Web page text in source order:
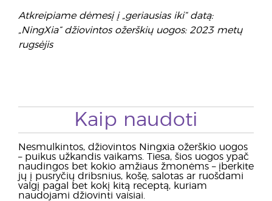
Atkreipiame dėmesį į „geriausias iki“ datą:
„NingXia“ džiovintos ožerškių uogos: 2023 metų
rugsėjis
Kaip naudoti
Nesmulkintos, džiovintos Ningxia ožerškio uogos
– puikus užkandis vaikams. Tiesa, šios uogos ypač
naudingos bet kokio amžiaus žmonėms – įberkite
jų į pusryčių dribsnius, košę, salotas ar ruošdami
valgį pagal bet kokį kitą receptą, kuriam
naudojami džiovinti vaisiai.